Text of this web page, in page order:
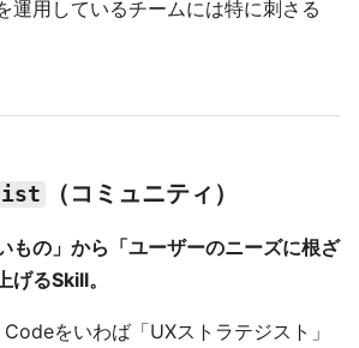
運用しているチームには特に刺さる
（コミュニティ）
もの」から「ユーザーのニーズに根ざ
げるSkill。
をいわば「UXストラテジスト」